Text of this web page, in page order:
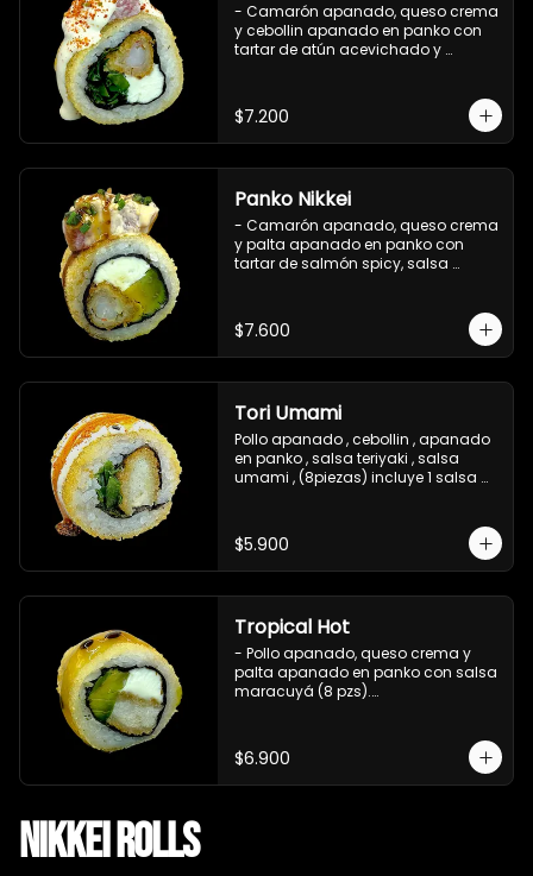
- Camarón apanado, queso crema
y cebollin apanado en panko con
tartar de atún acevichado y
$7.200
Panko Nikkei
- Camarón apanado, queso crema
y palta apanado en panko con
tartar de salmón spicy, salsa
$7.600
Tori Umami
Pollo apanado , cebollin , apanado
en panko , salsa teriyaki , salsa
umami , (8piezas) incluye 1 salsa
$5.900
Tropical Hot
- Pollo apanado, queso crema y
palta apanado en panko con salsa
maracuyá (8 pzs).
$6.900
Nikkei Rolls